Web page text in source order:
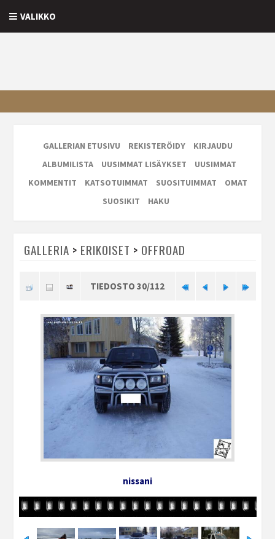
VALIKKO
GALLERIAN ETUSIVU REKISTERÖIDY
KIRJAUDU
ALBUMILISTA
UUSIMMAT LISÄYKSET
UUSIMMAT
KOMMENTIT
KATSOTUIMMAT SUOSITUIMMAT
OMAT
SUOSIKIT
HAKU
GALLERIA > ERIKOISET > OFFROAD
TIEDOSTO 30/112
nissani